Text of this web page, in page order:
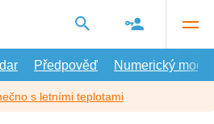
Předpověď Numerický model
s letními teplotami